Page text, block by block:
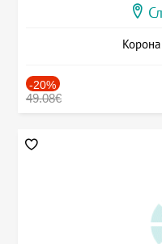
-20%
49.08€